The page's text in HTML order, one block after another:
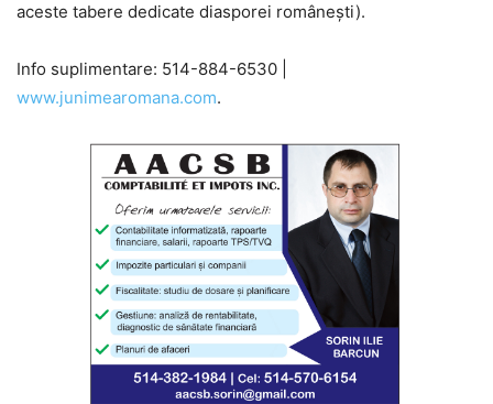
aceste tabere dedicate diasporei românești).
Info suplimentare: 514-884-6530 |
www.junimearomana.com.